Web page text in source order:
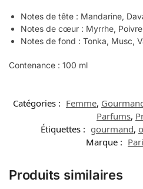
Notes de tête : Mandarine,
Notes de cœur : Myrrhe,
Notes de fond : Tonka, Musc,
Contenance : 100 ml
Catégories : Femme,
Parfums,
Étiquettes : gourmand,
Marque :
Produits similaires